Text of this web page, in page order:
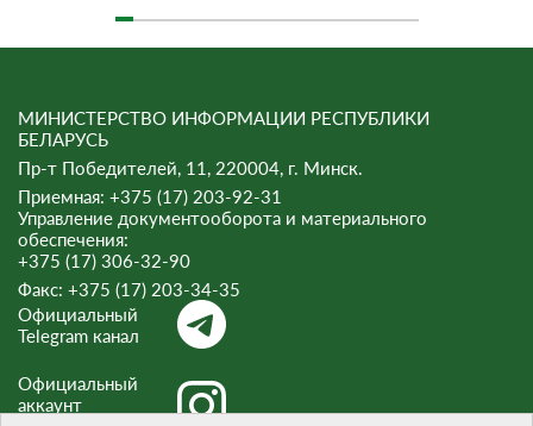
МИНИСТЕРСТВО ИНФОРМАЦИИ РЕСПУБЛИКИ
БЕЛАРУСЬ
Пр-т Победителей, 11, 220004, г. Минск.
Приемная: +375 (17) 203-92-31
Управление документооборота и материального
обеспечения:
+375 (17) 306-32-90
Факс: +375 (17) 203-34-35
Официальный
Telegram канал
Официальный
аккаунт